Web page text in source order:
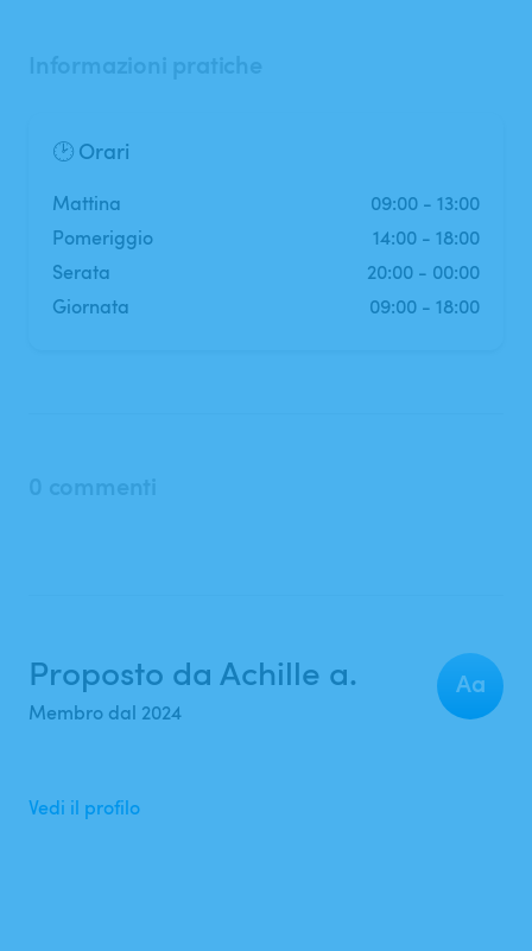
🕑 Orari
mattina 09:00 - 13:00
pomeriggio
14:00 - 18:00
serata
20:00 - 00:00
Giornata
09:00 - 18:00
Aa
Proposto da Achille a.
Membro dal 2024
Vedi il profilo